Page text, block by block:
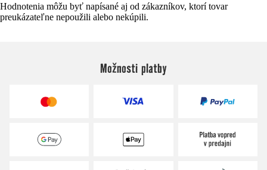
Hodnotenia môžu byť napísané aj od zákazníkov, ktorí tovar
preukázateľne nepoužili alebo nekúpili.
Možnosti platby